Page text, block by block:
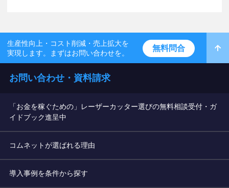
生産性向上・コスト削減・売上拡大を
実現します。まずはお問い合わせを。
無料問合
お問い合わせ・資料請求
「お金を稼ぐための」レーザーカッター選びの無料相談受付・ガ
イドブック進呈中
コムネットが選ばれる理由
導入事例を条件から探す